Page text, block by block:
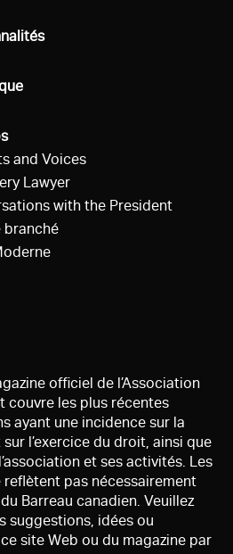
and Voices
Lawyer
with the President
officiel de l’Association
couvre les plus récentes
ayant une incidence sur la
l’exercice du droit, ainsi que
et ses activités. Les
pas nécessairement
Barreau canadien. Veuillez
suggestions, idées ou
site Web ou du magazine par